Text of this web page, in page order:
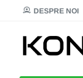
DESPRE NOI